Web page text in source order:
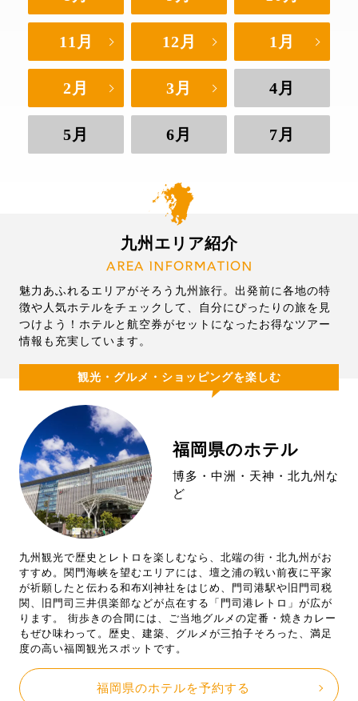
11月 12月 1月
2月 3月 4月
5月 6月 7月
九州エリア紹介
AREA INFORMATION
魅力あふれるエリアがそろう九州旅行。出発前に各地の特
徴や人気ホテルをチェックして、自分にぴったりの旅を見
つけよう！ホテルと航空券がセットになったお得なツアー
情報も充実しています。
観光・グルメ・ショッピングを楽しむ
福岡県のホテル
博多・中洲・天神・北九州な
ど
九州観光で歴史とレトロを楽しむなら、北端の街・北九州がお
すすめ。関門海峡を望むエリアには、壇之浦の戦い前夜に平家
が祈願したと伝わる和布刈神社をはじめ、門司港駅や旧門司税
関、旧門司三井倶楽部などが点在する「門司港レトロ」が広が
ります。 街歩きの合間には、ご当地グルメの定番・焼きカレー
もぜひ味わって。歴史、建築、グルメが三拍子そろった、満足
度の高い福岡観光スポットです。
福岡県のホテルを予約する